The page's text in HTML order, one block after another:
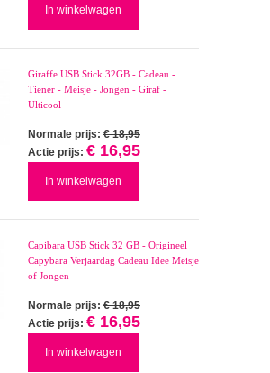
In winkelwagen
Giraffe USB Stick 32GB - Cadeau -
Tiener - Meisje - Jongen - Giraf -
Ulticool
Normale prijs: € 18,95
Actie prijs: € 16,95
In winkelwagen
Capibara USB Stick 32 GB - Origineel
Capybara Verjaardag Cadeau Idee Meisje
of Jongen
Normale prijs: € 18,95
Actie prijs: € 16,95
In winkelwagen